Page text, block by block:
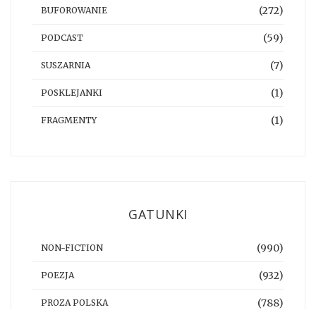
BUFOROWANIE (272)
PODCAST (59)
SUSZARNIA (7)
POSKLEJANKI (1)
FRAGMENTY (1)
GATUNKI
NON-FICTION (990)
POEZJA (932)
PROZA POLSKA (788)